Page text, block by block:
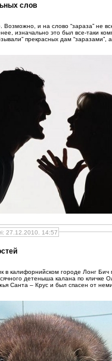
слов
изначально это был все-таки
прекрасных дам
27.12.2010. 14:57
в калифорнийском городе Лонг Бич
детеныша калана по кличке
– Крус и был спасен от неминуемой